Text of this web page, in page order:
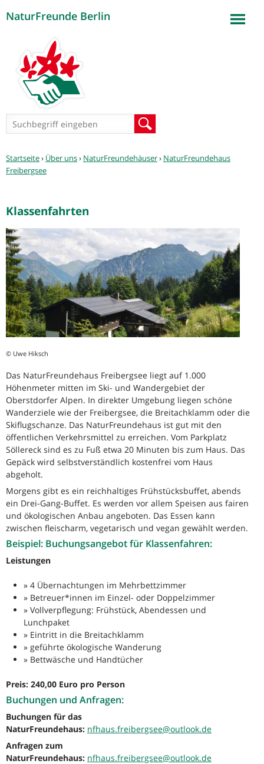
NaturFreunde Berlin
Suchformular
Sie
sind
Startseite› Über uns› NaturFreundehäuser› NaturFreundehaus
Freibergsee
Klassenfahrten
© Uwe Hiksch
Das NaturFreundehaus Freibergsee liegt auf 1.000
Höhenmeter mitten im Ski- und Wandergebiet der
Oberstdorfer Alpen. In direkter Umgebung liegen schöne
Wanderziele wie der Freibergsee, die Breitachklamm oder die
Skiflugschanze. Das NaturFreundehaus ist gut mit den
öffentlichen Verkehrsmittel zu erreichen. Vom Parkplatz
Söllereck sind es zu Fuß etwa 20 Minuten bis zum Haus. Das
Gepäck wird selbstverständlich kostenfrei vom Haus
abgeholt.
Morgens gibt es ein reichhaltiges Frühstücksbuffet, abends
ein Drei-Gang-Buffet. Es werden vor allem Speisen aus fairen
und ökologischen Anbau angeboten. Das Essen kann
zwischen fleischarm, vegetarisch und vegan gewählt werden.
Beispiel: Buchungsangebot für Klassenfahren:
Leistungen
» 4 Übernachtungen im Mehrbettzimmer
» Betreuer*innen im Einzel- oder Doppelzimmer
» Vollverpflegung: Frühstück, Abendessen und
Lunchpaket
» Eintritt in die Breitachklamm
» geführte ökologische Wanderung
» Bettwäsche und Handtücher
Preis: 240,00 Euro pro Person
Buchungen und Anfragen:
Buchungen für das
NaturFreundehaus: nfhaus.freibergsee@outlook.de
Anfragen zum
NaturFreundehaus: nfhaus.freibergsee@outlook.de